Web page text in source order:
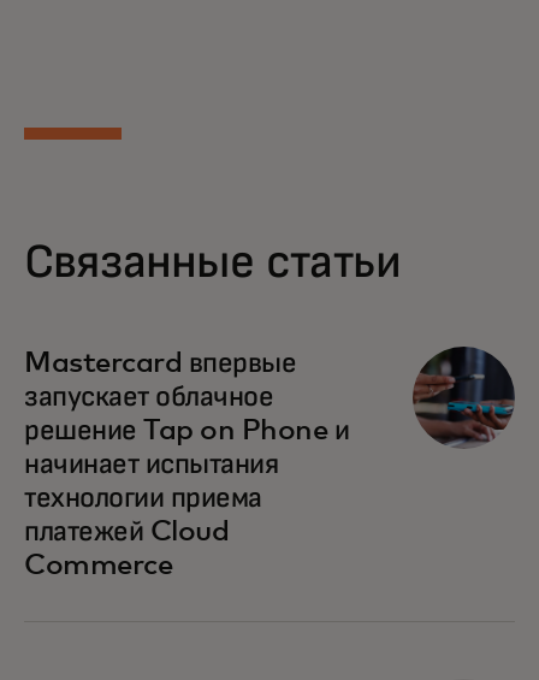
Связанные статьи
Mastercard впервые
запускает облачное
решение Tap on Phone и
начинает испытания
технологии приема
платежей Cloud
Commerce